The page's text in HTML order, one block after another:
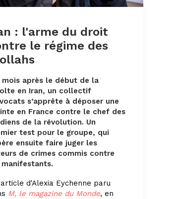
: l'arme du droit
le régime des
mois après le début de la
en Iran, un collectif
s’apprête à déposer une
en France contre le chef des
de la révolution. Un
test pour le groupe, qui
ensuite faire juger les
de crimes commis contre
manifestants.
d'Alexia Eychenne paru
M, le magazine du Monde, en